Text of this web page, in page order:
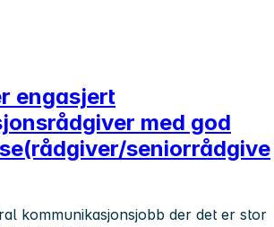
engasjert
med god
seniorrådgive
kommunikasjonsjobb der det er stor